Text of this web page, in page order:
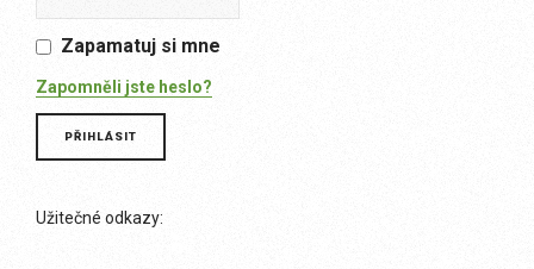
Zapamatuj si mne
Zapomněli jste heslo?
Užitečné odkazy: